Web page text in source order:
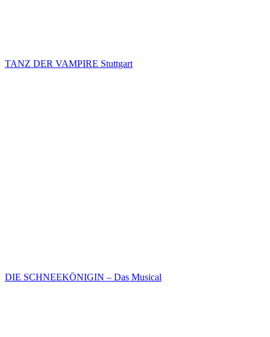
TANZ DER VAMPIRE Stuttgart
DIE SCHNEEKÖNIGIN – Das Musical